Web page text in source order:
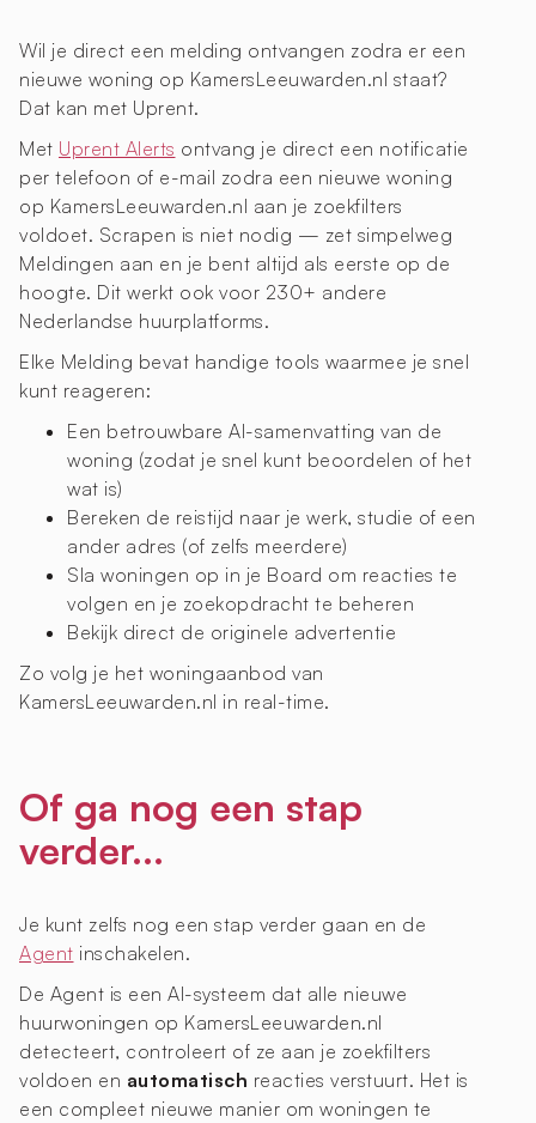
Wil je direct een melding ontvangen zodra er een
nieuwe woning op KamersLeeuwarden.nl staat?
Dat kan met Uprent.
Met Uprent Alerts ontvang je direct een notificatie
per telefoon of e-mail zodra een nieuwe woning
op KamersLeeuwarden.nl aan je zoekfilters
voldoet. Scrapen is niet nodig — zet simpelweg
Meldingen aan en je bent altijd als eerste op de
hoogte. Dit werkt ook voor 230+ andere
Nederlandse huurplatforms.
Elke Melding bevat handige tools waarmee je snel
kunt reageren:
Een betrouwbare AI-samenvatting van de
woning (zodat je snel kunt beoordelen of het
wat is)
Bereken de reistijd naar je werk, studie of een
ander adres (of zelfs meerdere)
Sla woningen op in je Board om reacties te
volgen en je zoekopdracht te beheren
Bekijk direct de originele advertentie
Zo volg je het woningaanbod van
KamersLeeuwarden.nl in real-time.
Of ga nog een stap
verder...
Je kunt zelfs nog een stap verder gaan en de
Agent inschakelen.
De Agent is een AI-systeem dat alle nieuwe
huurwoningen op KamersLeeuwarden.nl
detecteert, controleert of ze aan je zoekfilters
voldoen en automatisch reacties verstuurt. Het is
een compleet nieuwe manier om woningen te